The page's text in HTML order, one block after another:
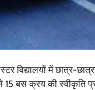
विद्यालयों में छात्र-
15 बस क्रय की